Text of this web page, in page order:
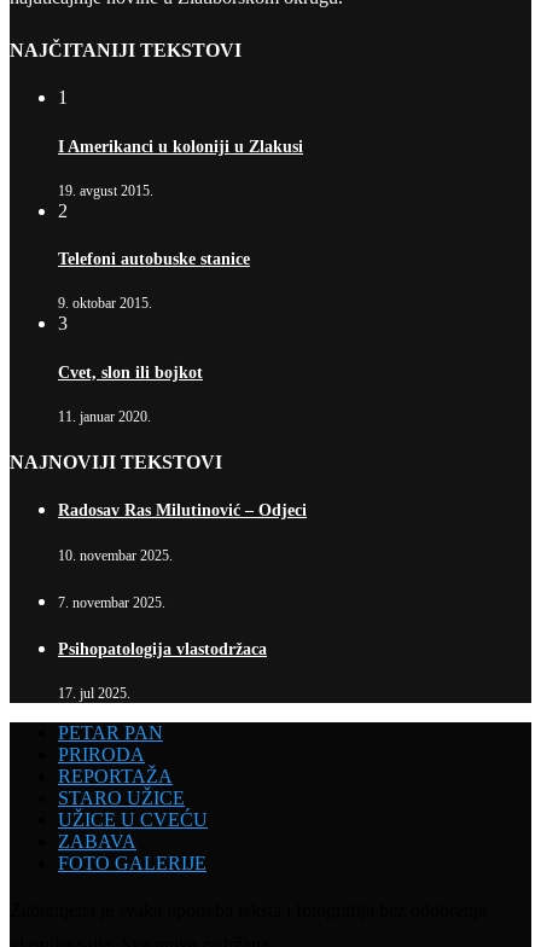
NAJČITANIJI TEKSTOVI
1
I Amerikanci u koloniji u Zlakusi
19. avgust 2015.
2
Telefoni autobuske stanice
9. oktobar 2015.
3
Cvet, slon ili bojkot
11. januar 2020.
NAJNOVIJI TEKSTOVI
Radosav Ras Milutinović – Odjeci
10. novembar 2025.
7. novembar 2025.
Psihopatologija vlastodržaca
17. jul 2025.
PETAR PAN
PRIRODA
REPORTAŽA
STARO UŽICE
UŽICE U CVEĆU
ZABAVA
FOTO GALERIJE